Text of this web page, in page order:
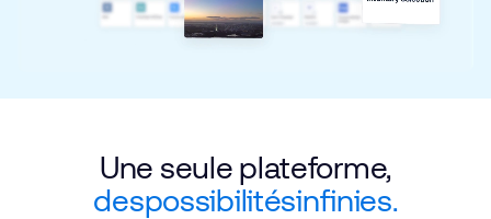
Une seule plateforme,
despossibilitésinfinies.